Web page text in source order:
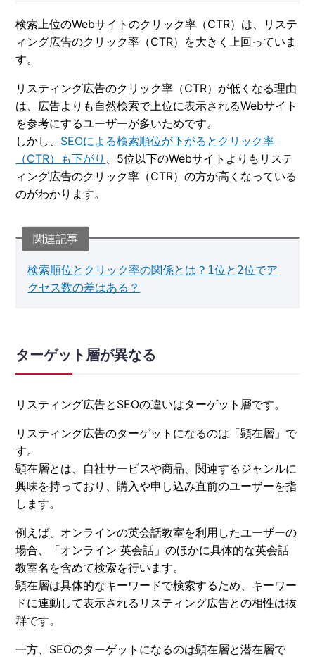
検索上位のWebサイトのクリック率（CTR）は、リステ
ィング広告のクリック率（CTR）を大きく上回っていま
す。
リスティング広告のクリック率（CTR）が低くなる理由
は、広告よりも自然検索で上位に表示されるWebサイト
を参考にするユーザーが多いためです。
しかし、 SEOによる検索順位が下がるとクリック率
（CTR）も下がり 、5位以下のWebサイトよりもリステ
ィング広告のクリック率（CTR）の方が高くなっている
のがわかります。
検索順位とクリック率の関係とは？1位と2位でア
クセス数の差はある？
ターゲット層が異なる
リスティング広告とSEOの違いはターゲット層です。
リスティング広告のターゲットになるのは「顕在層」で
す。
顕在層とは、自社サービスや商品、関連するジャンルに
興味を持っており、購入や申し込み直前のユーザーを指
します。
例えば、オンラインの英会話教室を利用したユーザーの
場合、「オンライン 英会話」のほかに具体的な英会話
教室名を含めて検索を行います。
顕在層は具体的なキーワードで検索するため、キーワー
ドに連動して表示されるリスティング広告との相性は抜
群です。
一方、SEOのターゲットになるのは顕在層と潜在層で